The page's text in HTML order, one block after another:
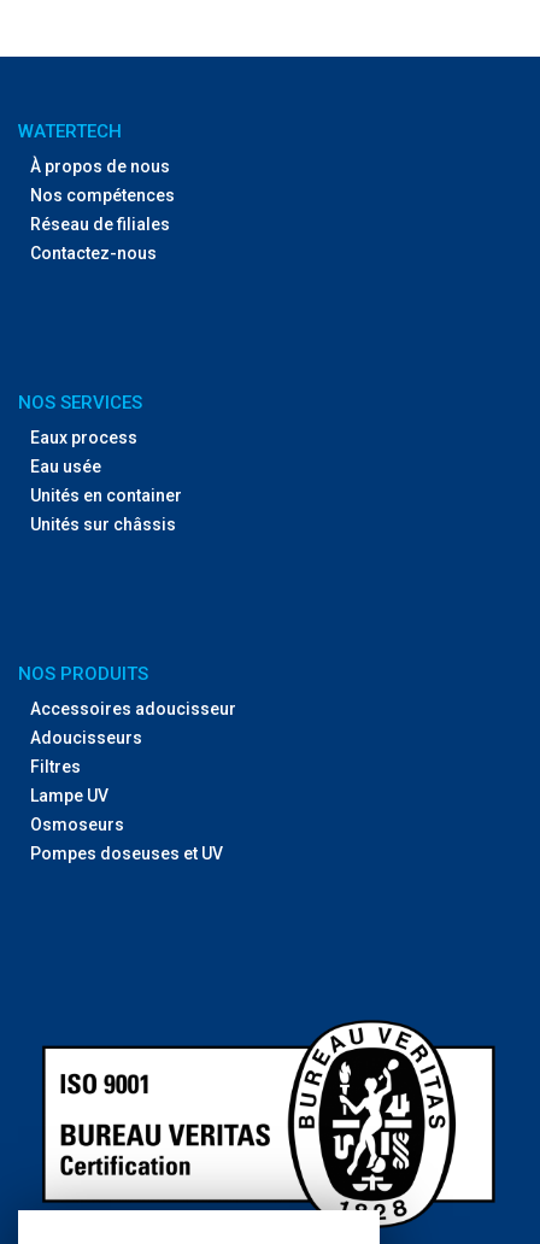
WATERTECH
À propos de nous
Nos compétences
Réseau de filiales
Contactez-nous
NOS SERVICES
Eaux process
Eau usée
Unités en container
Unités sur châssis
NOS PRODUITS
Accessoires adoucisseur
Adoucisseurs
Filtres
Lampe UV
Osmoseurs
Pompes doseuses et UV